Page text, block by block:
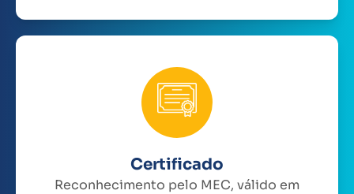
Certificado
Reconhecimento pelo MEC, válido em